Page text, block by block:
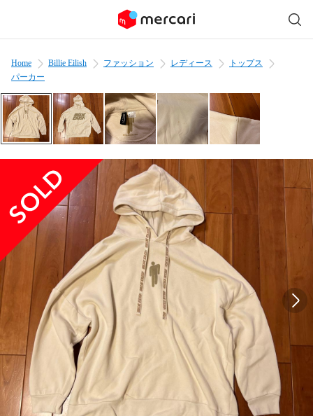
Home Billie Eilish ファッション レディース
トップス
パーカー